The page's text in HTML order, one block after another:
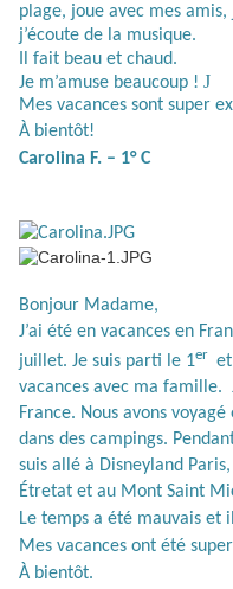
plage, joue avec mes
j’écoute de la musique.
Il fait beau et chaud.
Je m’amuse beaucoup ! J
Mes vacances sont super
À bientôt!
Carolina F. – 1° C
Bonjour Madame,
J’ai été en vacances en
juillet. Je suis parti le 1er
vacances avec ma famille.
France. Nous avons
dans des campings.
suis allé à Disneyland
Étretat et au Mont Saint
Le temps a été mauvais et
Mes vacances ont été
À bientôt.